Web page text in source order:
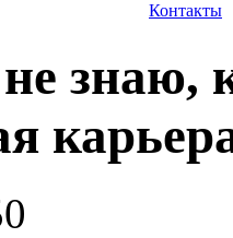
Контакты
знаю,